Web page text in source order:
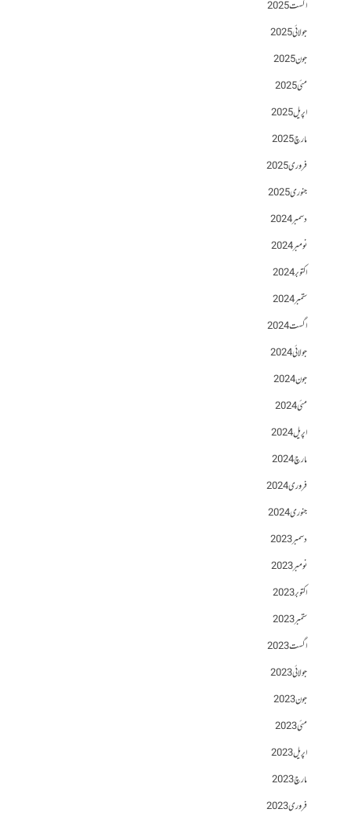
اگست 2025
جولائی 2025
جون 2025
مئی 2025
اپریل 2025
مارچ 2025
فروری 2025
جنوری 2025
دسمبر 2024
نومبر 2024
اکتوبر 2024
ستمبر 2024
اگست 2024
جولائی 2024
جون 2024
مئی 2024
اپریل 2024
مارچ 2024
فروری 2024
جنوری 2024
دسمبر 2023
نومبر 2023
اکتوبر 2023
ستمبر 2023
اگست 2023
جولائی 2023
جون 2023
مئی 2023
اپریل 2023
مارچ 2023
فروری 2023